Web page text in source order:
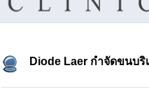
Diode Laer กำจัดขนบ